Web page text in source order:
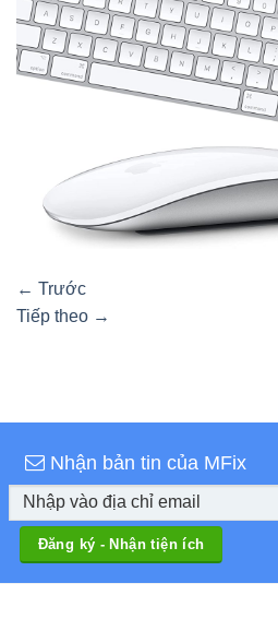
← Trước
Tiếp theo →
Nhận bản tin của MFix